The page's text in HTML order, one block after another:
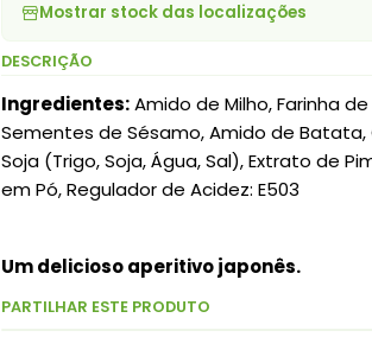
Mostrar stock das localizações
DESCRIÇÃO
Ingredientes:Amido de Milho, Farinha
Sementes de Sésamo, Amido de Batata,
Soja (Trigo, Soja, Água, Sal), Extrato de
em Pó, Regulador de Acidez: E503
Um delicioso aperitivo japonês.
PARTILHAR ESTE PRODUTO